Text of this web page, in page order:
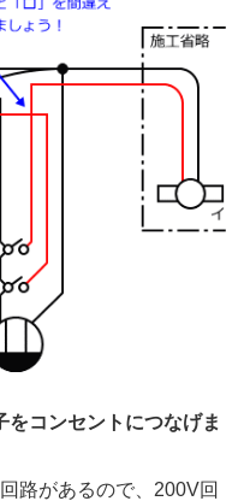
コンセントにつなげま
路があるので、200V回